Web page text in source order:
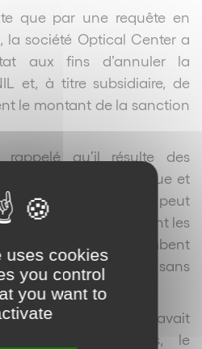
que par une requête en
la société Optical Center a
aux fins d’annuler la
et, à titre subsidiaire, de
le montant de la sanction
qu’il résulte des
45 de la loi informatique et
restreinte de la CNIL peut
de traitement, dont les
qui lui incombent
d’être régularisés, sans
société Optical Center avait
correctrices, le
uses cookies
you control
you want to